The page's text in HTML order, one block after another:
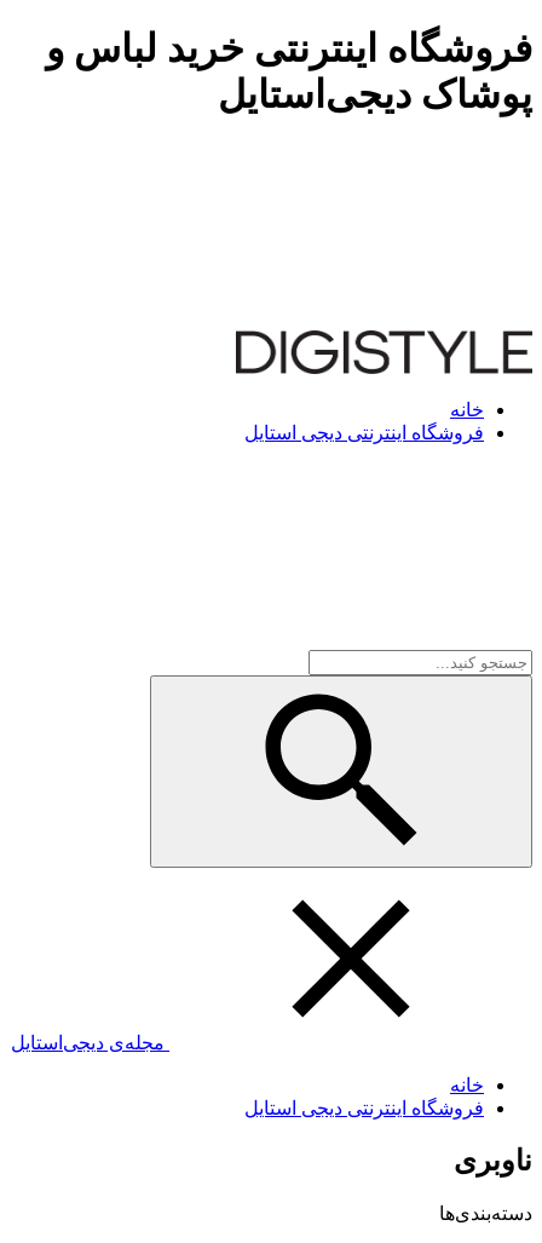
فروشگاه اینترنتی خرید لباس و
پوشاک دیجی‌استایل
خانه
فروشگاه اینترنتی دیجی استایل
مجله‌ی دیجی‌استایل
خانه
فروشگاه اینترنتی دیجی استایل
ناوبری
دسته‌بندی‌ها